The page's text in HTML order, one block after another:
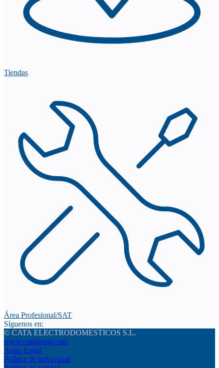
Tiendas
Área Profesional/SAT
Síguenos en:
© CATA ELECTRODOMESTICOS S.L.
www.catagroup.com
Aviso Legal
Política de privacidad